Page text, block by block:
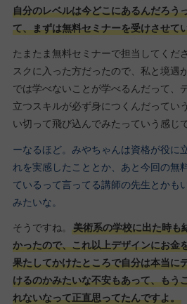
自分のレベルは今どこにあるんだろう
て、まずは無料セミナーを受けさせて
たまたま無料セミナーで担当してくだ
スクに入った方だったので、私と境遇
では学べないことが学べるんだって、
立つスキルが必ず身につくんだってい
い切って飛び込んでみたっていう感じで
ーなるほど。みやちゃんは資格が役に
れを実感したこととか、あと今回の無
ているって言ってる講師の先生とかも
みたいな。
そうですね。
美術系の学校に出た時も
かったので、これ以上デザインにお金
果たしてかけたところで自分は本当に
けるのかみたいな不安もあって、もう
れないなって正直思ってたんですよ。